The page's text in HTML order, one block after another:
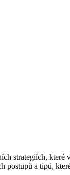
strategiích, které
a tipů,